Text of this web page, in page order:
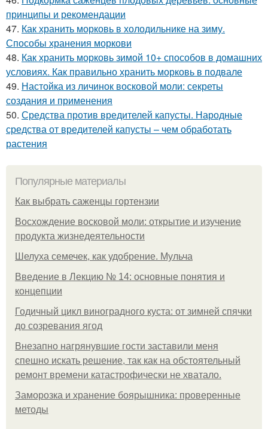
принципы и рекомендации
47. Как хранить морковь в холодильнике на зиму.
Способы хранения моркови
48. Как хранить морковь зимой 10+ способов в домашних
условиях. Как правильно хранить морковь в подвале
49. Настойка из личинок восковой моли: секреты
создания и применения
50. Средства против вредителей капусты. Народные
средства от вредителей капусты – чем обработать
растения
Популярные материалы
Как выбрать саженцы гортензии
Восхождение восковой моли: открытие и изучение
продукта жизнедеятельности
Шелуха семечек, как удобрение. Мульча
Введение в Лекцию № 14: основные понятия и
концепции
Годичный цикл виноградного куста: от зимней спячки
до созревания ягод
Внезапно нагрянувшие гости заставили меня
спешно искать решение, так как на обстоятельный
ремонт времени катастрофически не хватало.
Заморозка и хранение боярышника: проверенные
методы